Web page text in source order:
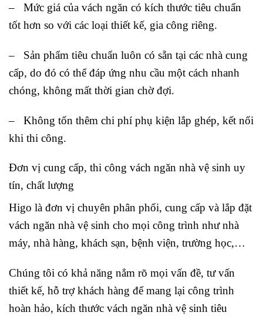
– Mức giá của vách ngăn có kích thước tiêu chuẩn
tốt hơn so với các loại thiết kế, gia công riêng.
– Sản phẩm tiêu chuẩn luôn có sẵn tại các nhà cung
cấp, do đó có thể đáp ứng nhu cầu một cách nhanh
chóng, không mất thời gian chờ đợi.
– Không tốn thêm chi phí phụ kiện lắp ghép, kết nối
khi thi công.
Đơn vị cung cấp, thi công vách ngăn nhà vệ sinh uy
tín, chất lượng
Higo là đơn vị chuyên phân phối, cung cấp và lắp đặt
vách ngăn nhà vệ sinh cho mọi công trình như nhà
máy, nhà hàng, khách sạn, bệnh viện, trường học,…
Chúng tôi có khả năng nắm rõ mọi vấn đề, tư vấn
thiết kế, hỗ trợ khách hàng để mang lại công trình
hoàn hảo, kích thước vách ngăn nhà vệ sinh tiêu